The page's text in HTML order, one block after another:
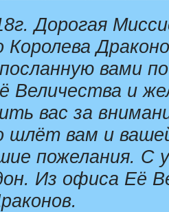
Дорогая
Королева
вами
Величества и
вас за
шлёт вам и
пожелания. С
Из офиса Её